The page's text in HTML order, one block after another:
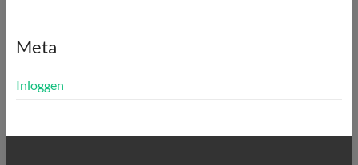
Meta
Inloggen